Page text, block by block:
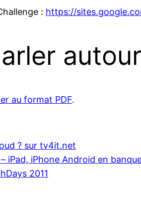
: https://
au format PDF.
? sur tv4it.net
iPad, iPhone Android en
2011